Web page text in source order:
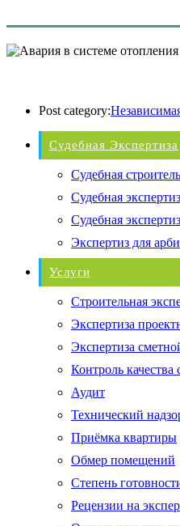
Post category:
Судебная Экспертиза
Судебная
Судебная
Судебная
Экспертиз для
Услуги
Строительная
Экспертиза
Экспертиза
Контроль качества
Аудит
Технический
Приёмка квартиры
Обмер помещений
Степень
Рецензии на